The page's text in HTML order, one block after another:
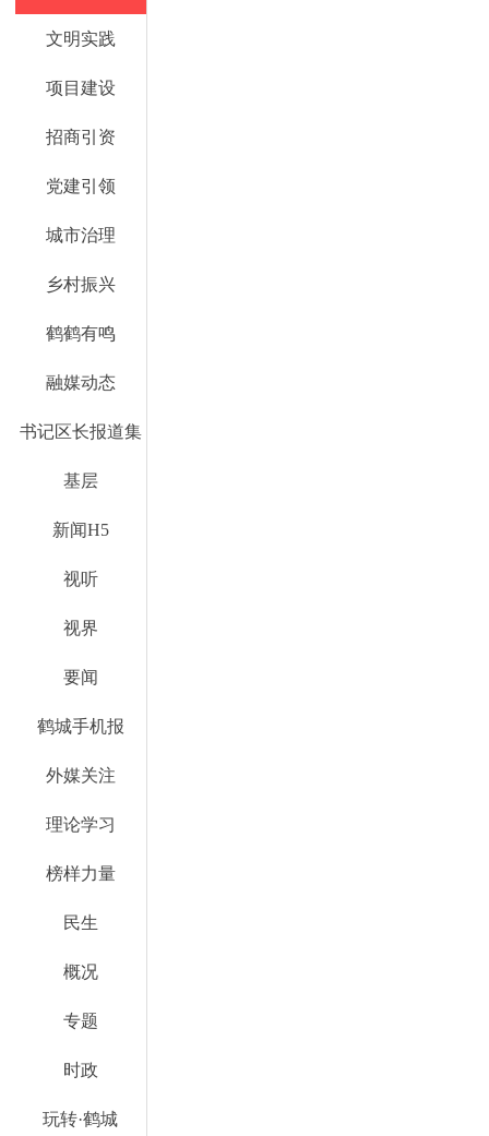
文明实践
项目建设
招商引资
党建引领
城市治理
乡村振兴
鹤鹤有鸣
融媒动态
书记区长报道集
基层
新闻H5
视听
视界
要闻
鹤城手机报
外媒关注
理论学习
榜样力量
民生
概况
专题
时政
玩转·鹤城